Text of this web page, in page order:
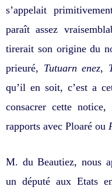
s’appelait
paraît assez
tirerait son origine du
prieuré, Tutuarn enez,
qu’il en soit, c’est a
consacrer cette
rapports avec Ploaré ou
M. du Beautiez, nous
un député aux Etats